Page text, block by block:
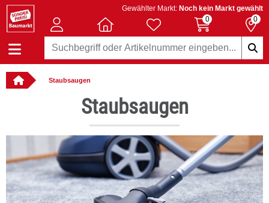
Gewählter Markt: Noch kein Markt gewählt
0
0
Staubsaugen
online bestellbar
Staubsaugen